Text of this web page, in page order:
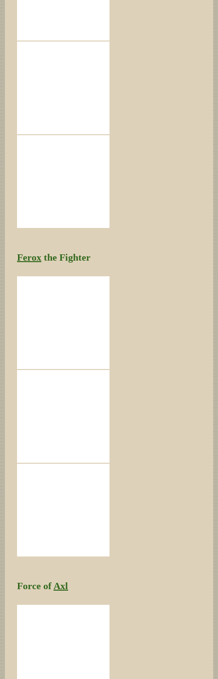
Ferox the Fighter
Force of Axl